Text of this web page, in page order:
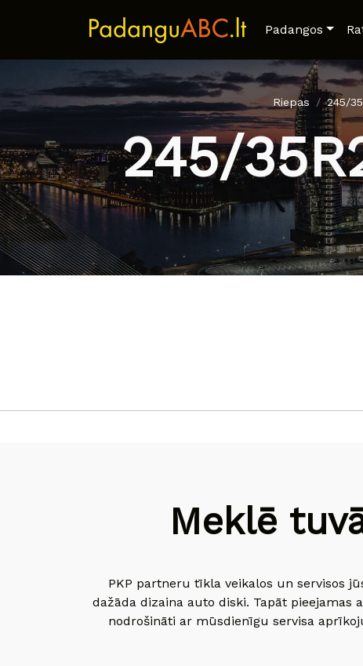
Padangos
Riepas 245/
245/
Meklē
PKP partneru tīkla veikalos un servisos
dažāda dizaina auto diski. Tapāt
nodrošināti ar mūsdienīgu servisa